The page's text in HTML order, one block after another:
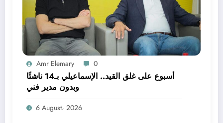
Amr Elemary 0
أسبوع على غلق القيد.. الإسماعيلي بـ14 ناشئًا
وبدون مدير فني
6 August، 2026